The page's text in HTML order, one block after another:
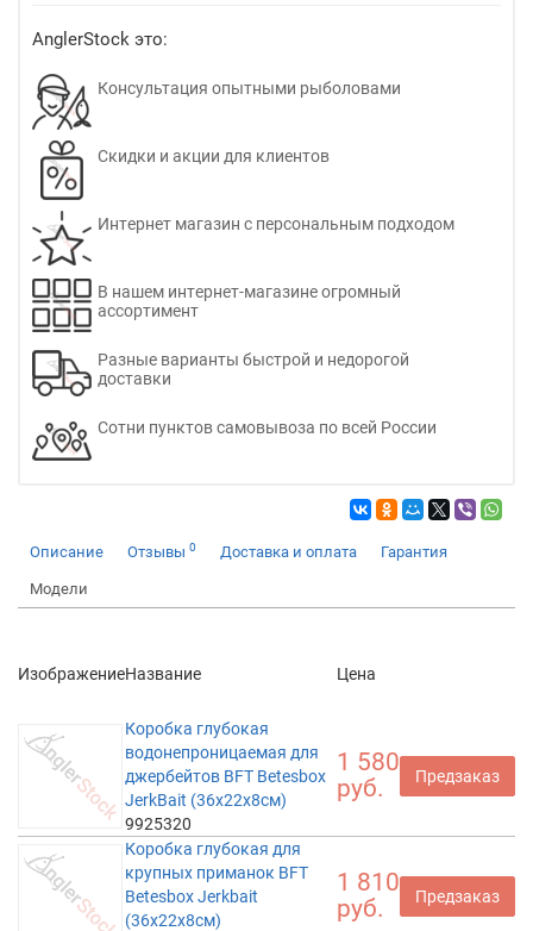
AnglerStock это:
Консультация опытными рыболовами
Скидки и акции для клиентов
Интернет магазин с персональным подходом
В нашем интернет-магазине огромный
ассортимент
Разные варианты быстрой и недорогой
доставки
Сотни пунктов самовывоза по всей России
Описание Отзывы 0 Доставка и оплата Гарантия
Модели
ИзображениеНазвание Цена
Коробка глубокая
водонепроницаемая для
джербейтов BFT Betesbox
JerkBait (36x22x8см)
9925320
1 580
руб.
Предзаказ
Коробка глубокая для
крупных приманок BFT
Betesbox Jerkbait
(36x22x8см)
1 810
руб.
Предзаказ